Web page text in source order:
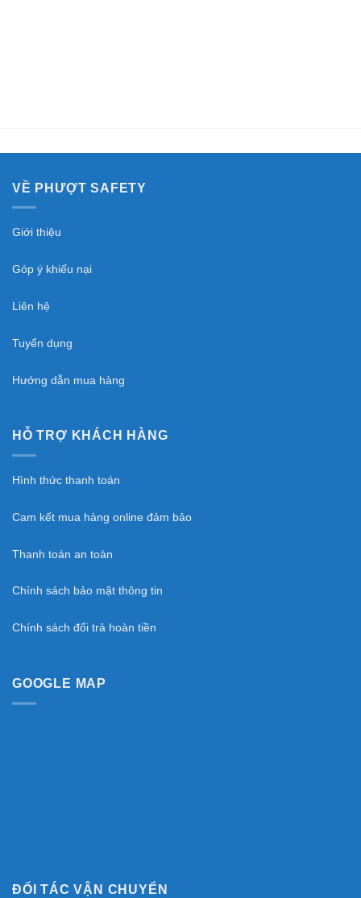
VỀ PHƯỢT SAFETY
Giới thiệu
Góp ý khiếu nại
Liên hệ
Tuyển dụng
Hướng dẫn mua hàng
HỖ TRỢ KHÁCH HÀNG
Hình thức thanh toán
Cam kết mua hàng online đảm bảo
Thanh toán an toàn
Chính sách bảo mật thông tin
Chính sách đổi trả hoàn tiền
GOOGLE MAP
ĐỐI TÁC VẬN CHUYỂN